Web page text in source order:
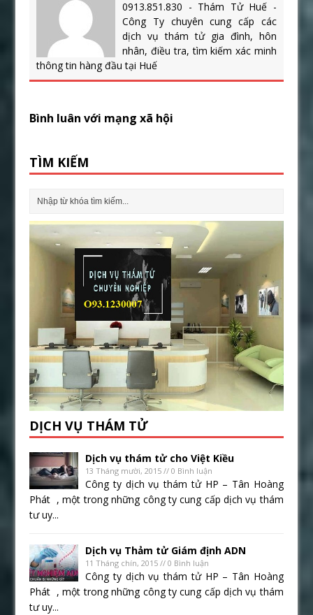
0913.851.830 - Thám Tử Huế -
Công Ty chuyên cung cấp các
dịch vụ thám tử gia đình, hôn
nhân, điều tra, tìm kiếm xác minh
thông tin hàng đầu tại Huế
Bình luân với mạng xã hội
TÌM KIẾM
DỊCH VỤ THÁM TỬ
Dịch vụ thám tử cho Việt Kiều
13 Tháng mười, 2015 // 0 Bình luận
Công ty dịch vụ thám tử HP – Tân Hoàng
Phát , một trong những công ty cung cấp dịch vụ thám
tư uy...
Dịch vụ Thảm tử Giám định ADN
11 Tháng chín, 2015 // 0 Bình luận
Công ty dịch vụ thám tử HP – Tân Hoàng
Phát , một trong những công ty cung cấp dịch vụ thám
tư uy...